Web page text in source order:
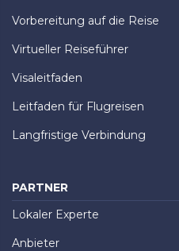
Vorbereitung auf die Reise
Virtueller Reiseführer
Visaleitfaden
Leitfaden für Flugreisen
Langfristige Verbindung
PARTNER
Lokaler Experte
Anbieter